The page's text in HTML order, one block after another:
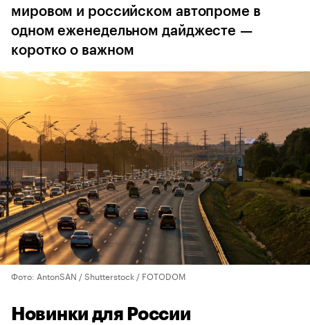
мировом и российском автопроме в
одном еженедельном дайджесте —
коротко о важном
Фото: AntonSAN / Shutterstock / FOTODOM
Новинки для России